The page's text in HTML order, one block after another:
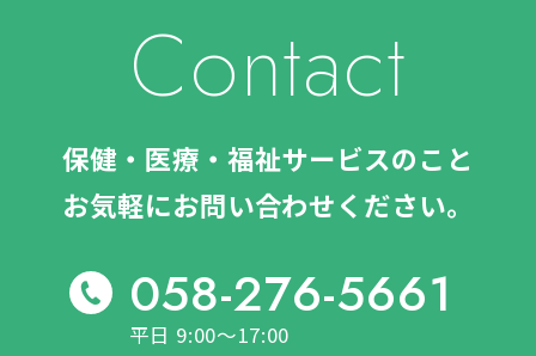
Contact
保健・医療・福祉サービスのこと
お気軽にお問い合わせください。
058-276-5661
平日 9:00～17:00